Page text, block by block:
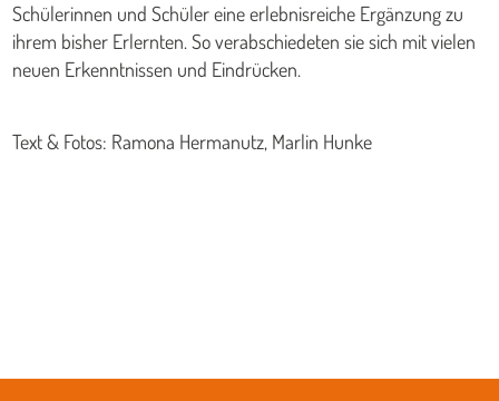
Schülerinnen und Schüler eine erlebnisreiche Ergänzung zu
ihrem bisher Erlernten. So verabschiedeten sie sich mit vielen
neuen Erkenntnissen und Eindrücken.
Text & Fotos: Ramona Hermanutz, Marlin Hunke